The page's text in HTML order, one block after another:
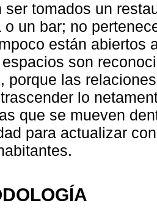
ser tomados un
o un bar; no
están abiertos
son
porque las
lo
que se mueven
para actualizar